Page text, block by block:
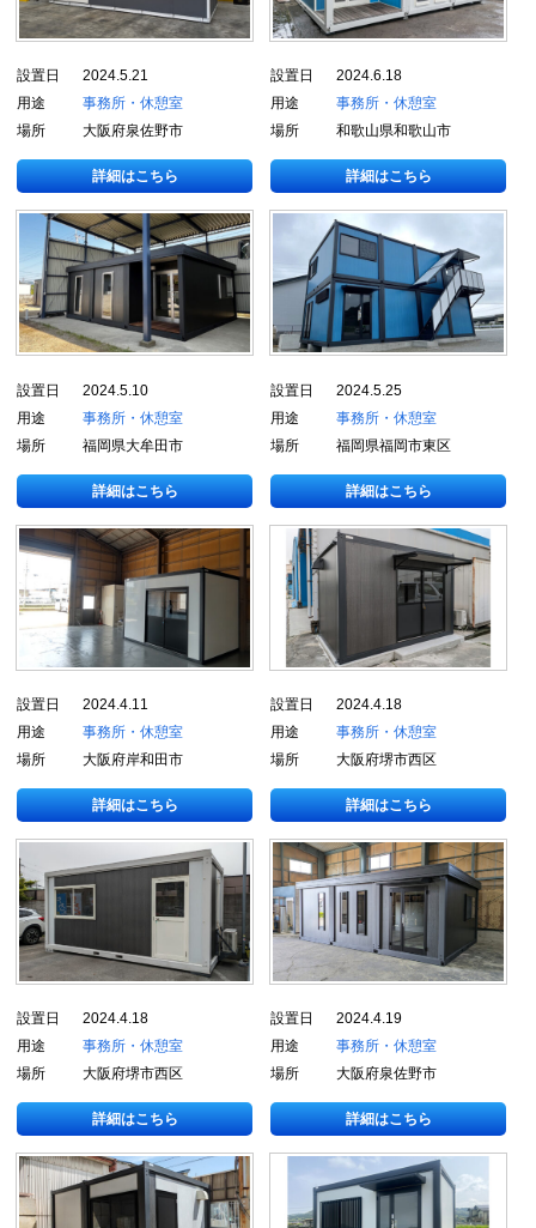
設置日
2024.5.21
用途
事務所・休憩室
場所
大阪府泉佐野市
詳細はこちら
設置日
2024.6.18
用途
事務所・休憩室
場所
和歌山県和歌山市
詳細はこちら
設置日
2024.5.10
用途
事務所・休憩室
場所
福岡県大牟田市
詳細はこちら
設置日
2024.5.25
用途
事務所・休憩室
場所
福岡県福岡市東区
詳細はこちら
設置日
2024.4.11
用途
事務所・休憩室
場所
大阪府岸和田市
詳細はこちら
設置日
2024.4.18
用途
事務所・休憩室
場所
大阪府堺市西区
詳細はこちら
設置日
2024.4.18
用途
事務所・休憩室
場所
大阪府堺市西区
詳細はこちら
設置日
2024.4.19
用途
事務所・休憩室
場所
大阪府泉佐野市
詳細はこちら